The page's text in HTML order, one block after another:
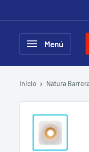
directamente
contenido
Menú
Inicio Natura